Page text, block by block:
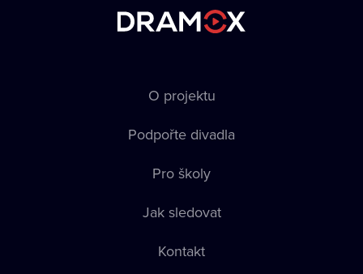
O projektu
Podpořte divadla
Pro školy
Jak sledovat
Kontakt